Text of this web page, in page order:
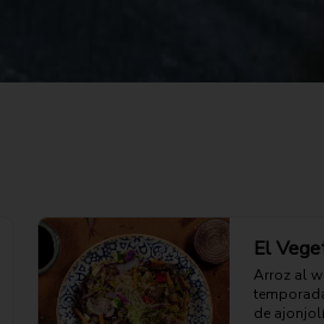
El
Arroz al
de